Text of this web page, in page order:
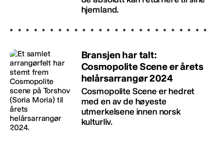
hjemland.
Bransjen har talt:
Cosmopolite Scene er årets
helårsarrangør 2024
Cosmopolite Scene er hedret
med en av de høyeste
utmerkelsene innen norsk
kulturliv.